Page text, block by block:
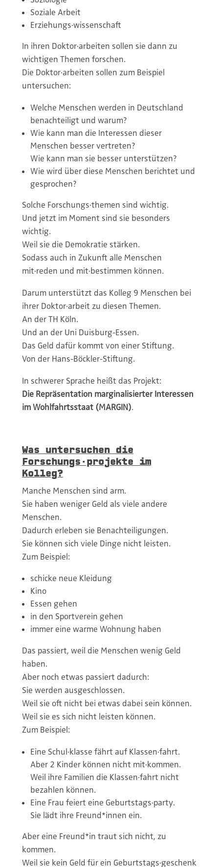
Soziale Arbeit
Erziehungs·wissenschaft
In ihren Doktor·arbeiten sollen sie dann zu
wichtigen Themen forschen.
Die Doktor·arbeiten sollen zum Beispiel
untersuchen:
Welche Menschen werden in Deutschland
benachteiligt und warum?
Wie kann man die Interessen dieser
Menschen besser vertreten?
Wie kann man sie besser unterstützen?
Wie wird über diese Menschen berichtet und
gesprochen?
Solche Forschungs·themen sind wichtig.
Und jetzt im Moment sind sie besonders
wichtig.
Weil sie die Demokratie stärken.
Sodass auch in Zukunft alle Menschen
mit·reden und mit·bestimmen können.
Darum unterstützt das Kolleg 9 Menschen bei
ihrer Doktor·arbeit zu diesen Themen.
An der TH Köln.
Und an der Uni Duisburg-Essen.
Das Geld dafür kommt von einer Stiftung.
Von der Hans-Böckler-Stiftung.
In schwerer Sprache heißt das Projekt:
Die Repräsentation marginalisierter Interessen
im Wohlfahrtsstaat (MARGIN).
Was untersuchen die
Forschungs·projekte im
Kolleg?
Manche Menschen sind arm.
Sie haben weniger Geld als viele andere
Menschen.
Dadurch erleben sie Benachteiligungen.
Sie können sich viele Dinge nicht leisten.
Zum Beispiel:
schicke neue Kleidung
Kino
Essen gehen
in den Sportverein gehen
immer eine warme Wohnung haben
Das passiert, weil die Menschen wenig Geld
haben.
Aber noch etwas passiert dadurch:
Sie werden ausgeschlossen.
Weil sie oft nicht bei etwas dabei sein können.
Weil sie es sich nicht leisten können.
Zum Beispiel:
Eine Schul·klasse fährt auf Klassen·fahrt.
Aber 2 Kinder können nicht mit·kommen.
Weil ihre Familien die Klassen·fahrt nicht
bezahlen können.
Eine Frau feiert eine Geburtstags·party.
Sie lädt ihre Freund*innen ein.
Aber eine Freund*in traut sich nicht, zu
kommen.
Weil sie kein Geld für ein Geburtstags·geschenk